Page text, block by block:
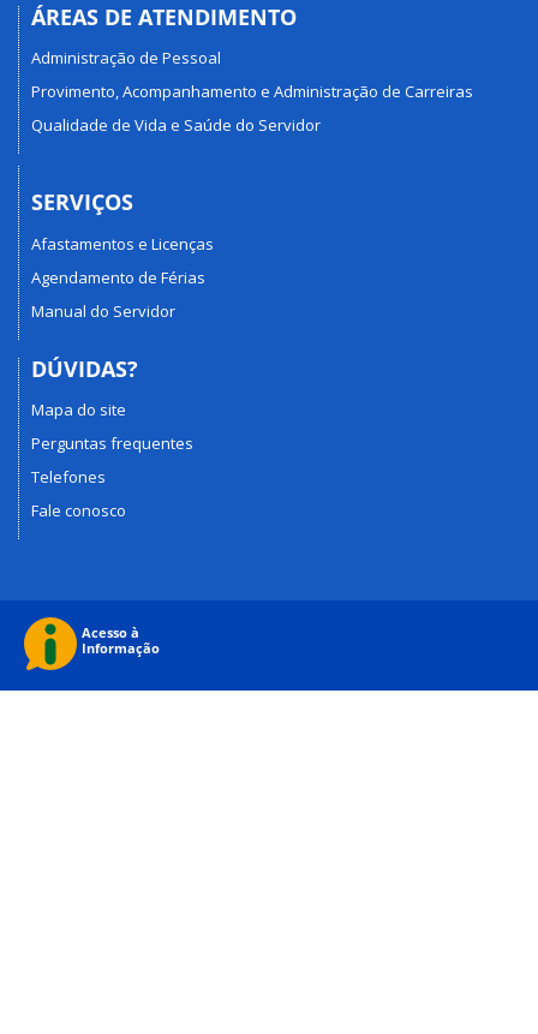
ÁREAS DE ATENDIMENTO
Administração de Pessoal
Provimento, Acompanhamento e Administração de Carreiras
Qualidade de Vida e Saúde do Servidor
SERVIÇOS
Afastamentos e Licenças
Agendamento de Férias
Manual do Servidor
DÚVIDAS?
Mapa do site
Perguntas frequentes
Telefones
Fale conosco